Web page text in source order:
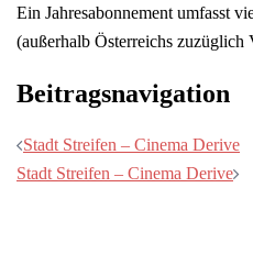
Ein Jahresabonnement umfasst
(außerhalb Österreichs zuzüglich
Beitragsnavigation
Stadt Streifen – Cinema Derive
Stadt Streifen – Cinema Derive